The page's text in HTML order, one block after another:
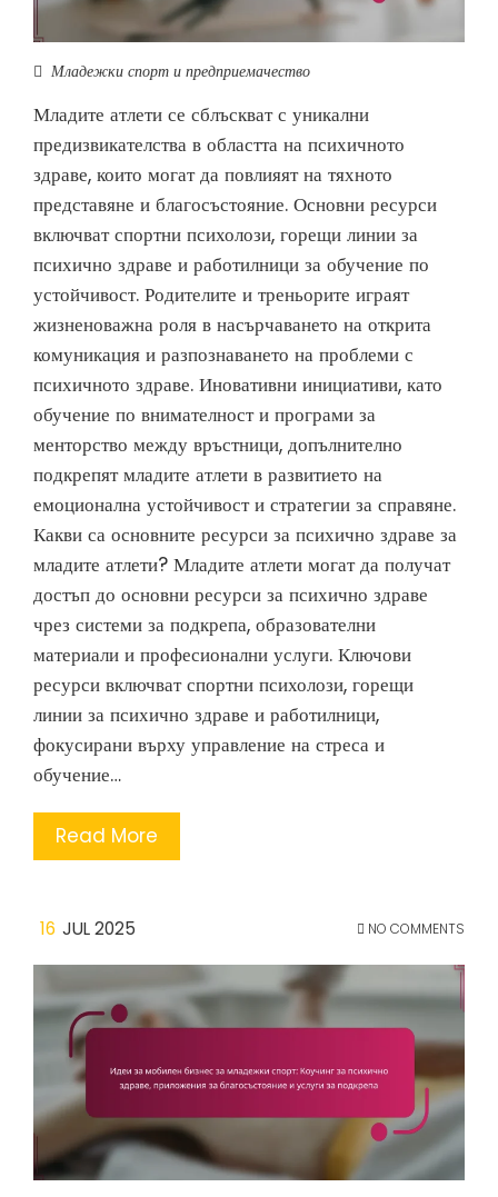
Младежки спорт и предприемачество
Младите атлети се сблъскват с уникални
предизвикателства в областта на психичното
здраве, които могат да повлияят на тяхното
представяне и благосъстояние. Основни ресурси
включват спортни психолози, горещи линии за
психично здраве и работилници за обучение по
устойчивост. Родителите и треньорите играят
жизненоважна роля в насърчаването на открита
комуникация и разпознаването на проблеми с
психичното здраве. Иновативни инициативи, като
обучение по внимателност и програми за
менторство между връстници, допълнително
подкрепят младите атлети в развитието на
емоционална устойчивост и стратегии за справяне.
Какви са основните ресурси за психично здраве за
младите атлети? Младите атлети могат да получат
достъп до основни ресурси за психично здраве
чрез системи за подкрепа, образователни
материали и професионални услуги. Ключови
ресурси включват спортни психолози, горещи
линии за психично здраве и работилници,
фокусирани върху управление на стреса и
обучение…
Read More
16 JUL 2025 NO COMMENTS